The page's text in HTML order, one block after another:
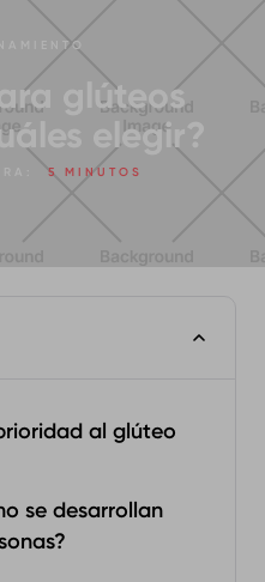
glúteos
elegir?
5 MINUTOS
al glúteo
se desarrollan